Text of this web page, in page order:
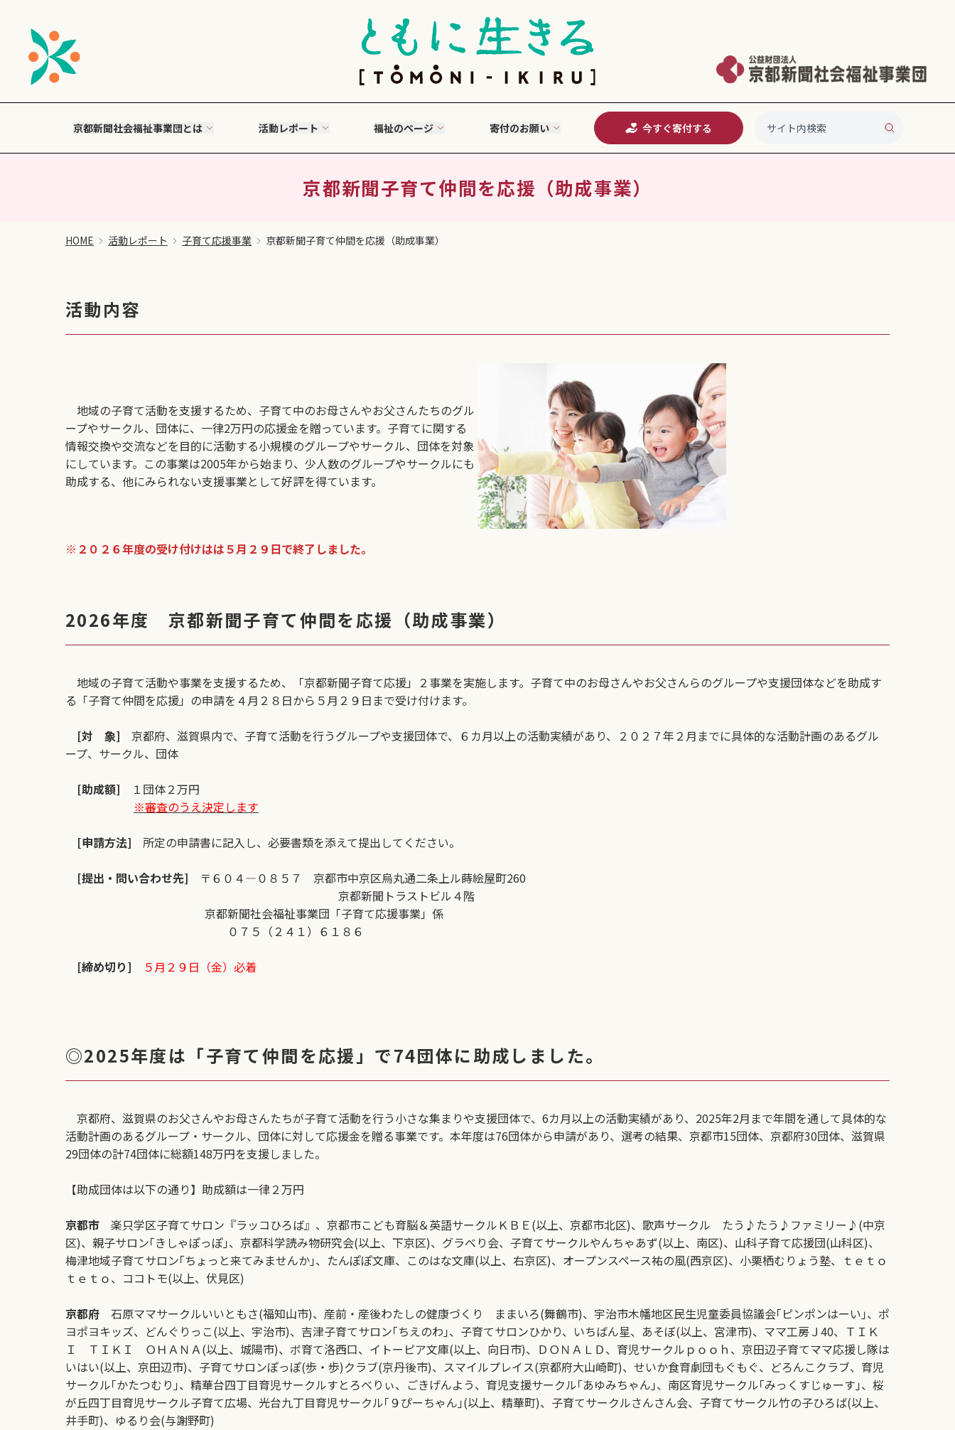
京都新聞社会福祉事業団とは 活動レポート 福祉のページ 寄付のお願い 今すぐ寄付する
京都新聞子育て仲間を応援（助成事業）
HOME 活動レポート 子育て応援事業 京都新聞子育て仲間を応援（助成事業）
活動内容
地域の子育て活動を支援するため、子育て中のお母さんやお父さんたちのグル
ープやサークル、団体に、一律2万円の応援金を贈っています。子育てに関する
情報交換や交流などを目的に活動する小規模のグループやサークル、団体を対象
にしています。この事業は2005年から始まり、少人数のグループやサークルにも
助成する、他にみられない支援事業として好評を得ています。
※２０２６年度の受け付けはは５月２９日で終了しました。
2026年度 京都新聞子育て仲間を応援（助成事業）
地域の子育て活動や事業を支援するため、「京都新聞子育て応援」２事業を実施します。子育て中のお母さんやお父さんらのグループや支援団体などを助成す
る「子育て仲間を応援」の申請を４月２８日から５月２９日まで受け付けます。
[対 象] 京都府、滋賀県内で、子育て活動を行うグループや支援団体で、６カ月以上の活動実績があり、２０２７年２月までに具体的な活動計画のあるグル
ープ、サークル、団体
[助成額] １団体２万円
※審査のうえ決定します
[申請方法] 所定の申請書に記入し、必要書類を添えて提出してください。
[提出・問い合わせ先] 〒６０４―０８５７ 京都市中京区烏丸通二条上ル蒔絵屋町260
京都新聞トラストビル４階
京都新聞社会福祉事業団「子育て応援事業」係
０７５（２４１）６１８６
[締め切り] ５月２９日（金）必着
◎2025年度は「子育て仲間を応援」で74団体に助成しました。
京都府、滋賀県のお父さんやお母さんたちが子育て活動を行う小さな集まりや支援団体で、6カ月以上の活動実績があり、2025年2月まで年間を通して具体的な
活動計画のあるグループ・サークル、団体に対して応援金を贈る事業です。本年度は76団体から申請があり、選考の結果、京都市15団体、京都府30団体、滋賀県
29団体の計74団体に総額148万円を支援しました。
【助成団体は以下の通り】助成額は一律２万円
京都市 楽只学区子育てサロン『ラッコひろば』、京都市こども育脳＆英語サークルＫＢＥ(以上、京都市北区)、歌声サークル たう♪たう♪ファミリー♪(中京
区)、親子サロン｢きしゃぽっぽ｣、京都科学読み物研究会(以上、下京区)、グラべり会、子育てサークルやんちゃあず(以上、南区)、山科子育て応援団(山科区)、
梅津地域子育てサロン｢ちょっと来てみませんか｣、たんぽぽ文庫、このはな文庫(以上、右京区)、オープンスペース祐の風(西京区)、小栗栖むりょう塾、ｔｅｔｏ
ｔｅｔｏ、ココトモ(以上、伏見区)
京都府 石原ママサークルいいともさ(福知山市)、産前・産後わたしの健康づくり ままいろ(舞鶴市)、宇治市木幡地区民生児童委員協議会｢ピンポンはーい｣、ポ
ヨポヨキッズ、どんぐりっこ(以上、宇治市)、吉津子育てサロン｢ちえのわ｣、子育てサロンひかり、いちばん星、あそぼ(以上、宮津市)、ママ工房Ｊ40、ＴＩＫ
Ｉ ＴＩＫＩ ＯＨＡＮＡ(以上、城陽市)、ボ育て洛西口、イトーピア文庫(以上、向日市)、ＤＯＮＡＬＤ、育児サークルｐｏｏｈ、京田辺子育てママ応援し隊は
いはい(以上、京田辺市)、子育てサロンぽっぽ(歩・歩)クラブ(京丹後市)、スマイルプレイス(京都府大山崎町)、せいか食育劇団もぐもぐ、どろんこクラブ、育児
サークル｢かたつむり｣、精華台四丁目育児サークルすとろべりぃ、ごきげんよう、育児支援サークル｢あゆみちゃん｣、南区育児サークル｢みっくすじゅーす｣、桜
が丘四丁目育児サークル子育て広場、光台九丁目育児サークル｢９ぴーちゃん｣(以上、精華町)、子育てサークルさんさん会、子育てサークル竹の子ひろば(以上、
井手町)、ゆるり会(与謝野町)